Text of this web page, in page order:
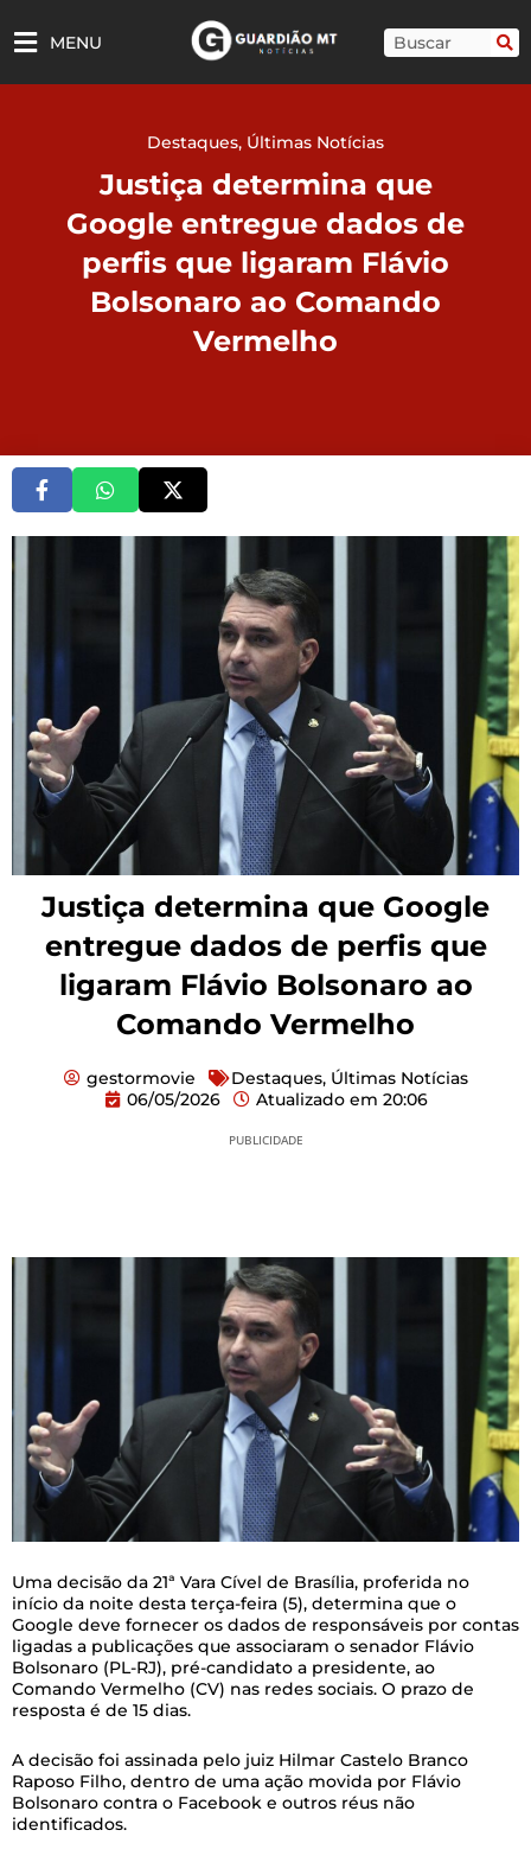
para
MENU Pesquisar
Destaques, Últimas Notícias
Justiça determina que
Google entregue dados de
perfis que ligaram Flávio
Bolsonaro ao Comando
Vermelho
Justiça determina que Google
entregue dados de perfis que
ligaram Flávio Bolsonaro ao
Comando Vermelho
gestormovie Destaques, Últimas Notícias
06/05/2026
Atualizado em 20:06
PUBLICIDADE
Uma decisão da 21ª Vara Cível de Brasília, proferida no
início da noite desta terça-feira (5), determina que o
Google deve fornecer os dados de responsáveis por contas
ligadas a publicações que associaram o senador Flávio
Bolsonaro (PL-RJ), pré-candidato a presidente, ao
Comando Vermelho (CV) nas redes sociais. O prazo de
resposta é de 15 dias.
A decisão foi assinada pelo juiz Hilmar Castelo Branco
Raposo Filho, dentro de uma ação movida por Flávio
Bolsonaro contra o Facebook e outros réus não
identificados.